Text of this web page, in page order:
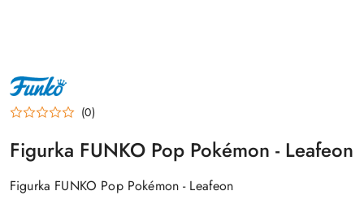
NAZWA
PRODUCENTA:
FUNKO
(0)
Figurka FUNKO Pop Pokémon - Leafeon
Figurka FUNKO Pop Pokémon - Leafeon